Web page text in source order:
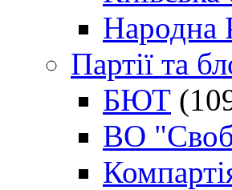
Народна
Партії та
БЮТ
ВО